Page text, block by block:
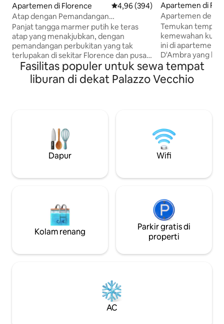
Apartemen di Florence Nilai rata-rata 4,96 dari 5, 394
4,96 (394)
Atap dengan Pemandangan
Menakjubkan. Jarak Berjalan Kaki
Singkat ke Duomo.
Panjat tangga marmer putih ke teras
atap yang menakjubkan, dengan
pemandangan perbukitan yang tak
terlupakan di sekitar Florence dan pusat
bersejarah. Apartemen ini baru
direnovasi, memadukan berbagai jenis
arsitektur dan desain. Di flat ini ada
area penting, khususnya ruangan
dibersihkan dengan cara generator
dengan citarasa yang sangat istimewa,
arsitektur dan desainnya. Ini adalah
tepat di luar pusat kota bersejarah: di
lantai pertama ada kamar tidur (Suite
dan kamar tidur kedua) kamar mandi
dan ruang lemari pakaian. Suite ini
elegan dengan industri yang terpisah
dan perapian. Kamar tidur kedua
memiliki lemari pakaian besar dengan
cermin, sofa mewah, dan tempat tidur
kembar yang bisa dibuang sesuai
Apartemen di
Apartemen
di dekat Duomo
Temukan tempat
kemewahan kuno
ini di apartemen
D'Ambra yang
dengan berbagai
ini mempesona
tinggi yang
kebersihan
gedung, handuk,
disanitasi pada suhu 180
unik karena
besar.
sangat baik
kenyamanan
yang datang untuk
merupakan
sempurna) dan
yang bepergian
Fasilitas populer untuk sewa tempat
liburan di dekat Palazzo Vecchio
Dapur Wifi
Kolam renang
Parkir gratis di
properti
AC